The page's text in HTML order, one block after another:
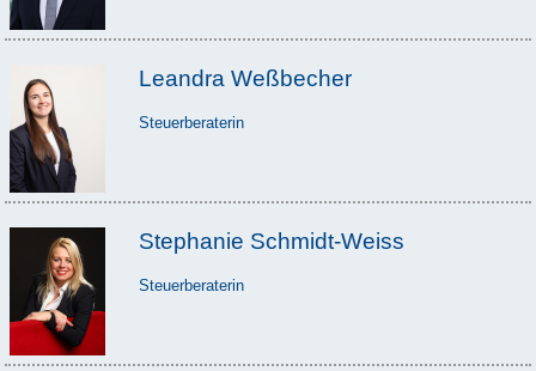
Leandra Weßbecher
Steuerberaterin
Stephanie Schmidt-Weiss
Steuerberaterin